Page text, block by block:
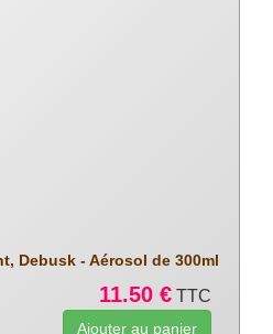
Debusk - Aérosol de 300ml
11.50 € TTC